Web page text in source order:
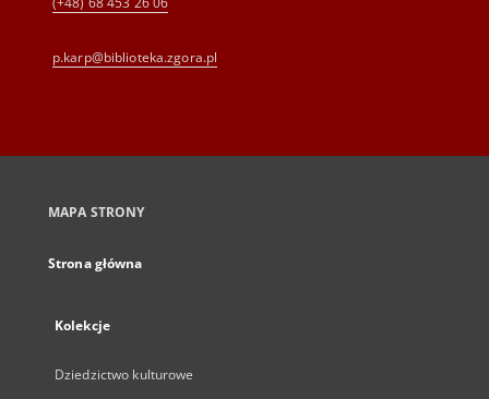
p.karp@biblioteka.zgora.pl
MAPA STRONY
Strona główna
Kolekcje
Dziedzictwo kulturowe